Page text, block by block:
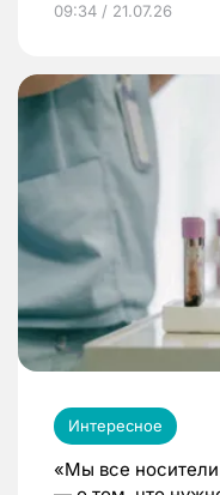
09:34 / 21.07.26
Интересное
«Мы все